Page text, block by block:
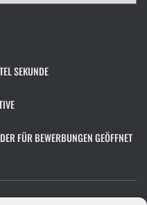
SEKUNDE
FÜR BEWERBUNGEN GEÖFFNET